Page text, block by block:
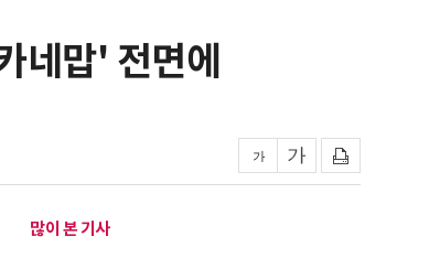
맙' 전면에
많이 본 기사